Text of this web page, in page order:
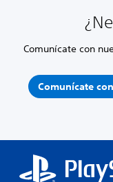
Comunícate con
Comunícate